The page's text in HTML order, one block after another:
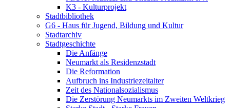
K3 - Kulturprojekt
Stadtbibliothek
G6 - Haus für Jugend, Bildung und Kultur
Stadtarchiv
Stadtgeschichte
Die Anfänge
Neumarkt als Residenzstadt
Die Reformation
Aufbruch ins Industriezeitalter
Zeit des Nationalsozialismus
Die Zerstörung Neumarkts im Zweiten Weltkrieg